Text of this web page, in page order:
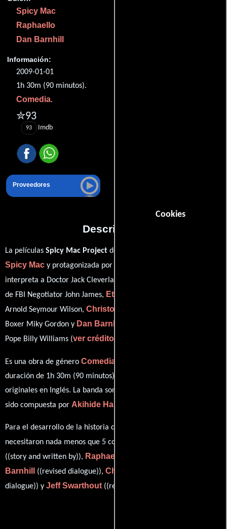
Cookies
Spicy Mac
Raphaello
Dan Barnhill
Información:
2009-01-01
1h 30m (90 minutos).
Comedia.
✮93
93 Imdb
Proveedores
Descripción
La películas Spicy Mac Project del año 2009, está dirigida por
Spicy Mac y protagonizada por
interpreta a Doctor Jack Cleverland,
de FBI Negotiator John James, Ethan McDowell
Arnold Seymour Wilson, Christopher Corbin
Boxer Miky Gordon y Dan Barnhill
Pope Billy Williams (ver créditos completos
Es una obra de género Comedia
duración de 1h 30m (90 minutos), esta película tiene diálogos
originales en Inglés. La banda sonora para esta producción ha
sido compuesta por Akihide Hara
Para el desarrollo de la historia que cuenta esta obra, se
necesitaron nada menos que 5 colaboraciones.
((story and written by)), Raphaello
Barnhill
((revised dialogue)), Christopher Corbin
dialogue)) y Jeff Swarthout((revised dialogue)).